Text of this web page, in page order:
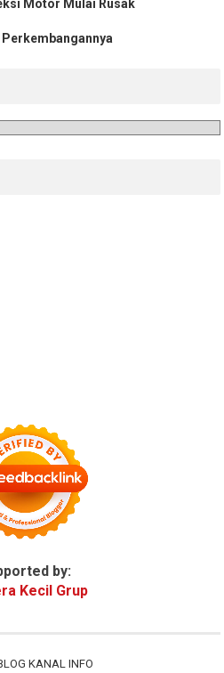
Motor Mulai Rusak
by:
Kecil Grup
KANAL INFO